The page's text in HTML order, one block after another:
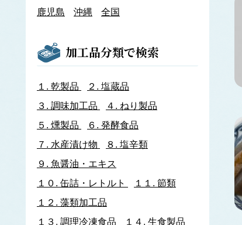
アルゼンチンイレックス
アルゼンチンマツイカ
スルメイカ
ニュージーランドスルメイカ
ヤリイカ
イサザ
イトヨリダイ
いわし類
ウルメイワシ
マイワシ
イワナ
ウ
ウキゴリ
鹿児島
沖縄 全国
加工品分類で検索
１. 乾製品 ２. 塩蔵品
３. 調味加工品 ４. ねり製品
５. 燻製品 ６. 発酵食品
７. 水産漬け物 ８. 塩辛類
９. 魚醤油・エキス
１０. 缶詰・レトルト １１. 節類
１２. 藻類加工品
１３. 調理冷凍食品 １４. 生食製品